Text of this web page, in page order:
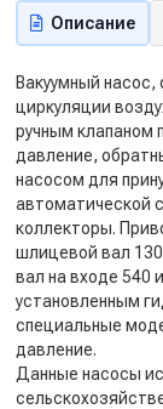
Описание
Вакуумный
циркуляции
ручным клапаном
давление,
насосом для
автоматической
коллекторы.
шлицевой вал
вал на входе 540
установленным
специальные
давление.
Данные насосы